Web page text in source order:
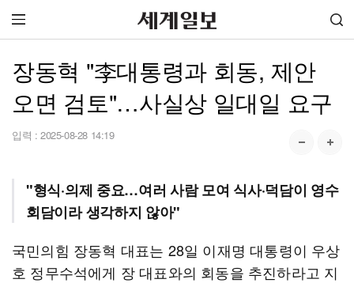
장동혁 "李대통령과 회동, 제안
오면 검토"…사실상 일대일 요구
입력 : 2025-08-28 14:19
"형식·의제 중요…여러 사람 모여 식사·덕담이 영수
회담이라 생각하지 않아"
국민의힘 장동혁 대표는 28일 이재명 대통령이 우상
호 정무수석에게 장 대표와의 회동을 추진하라고 지